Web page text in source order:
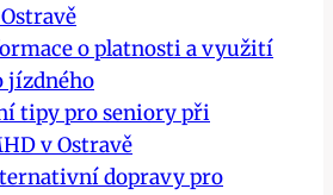
o platnosti a využití
jízdného
tipy pro seniory při
v Ostravě
dopravy pro